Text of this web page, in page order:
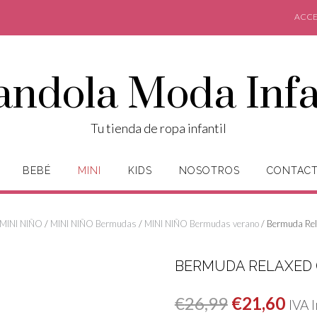
Moda
Tu tienda de ropa infantil
BEBÉ MINI KIDS NOSOTROS
MINI NIÑO / MINI NIÑO Bermudas / MINI NIÑO Bermudas verano/ Bermuda
BERMUDA
€26,99 El
€21,60ElIVA